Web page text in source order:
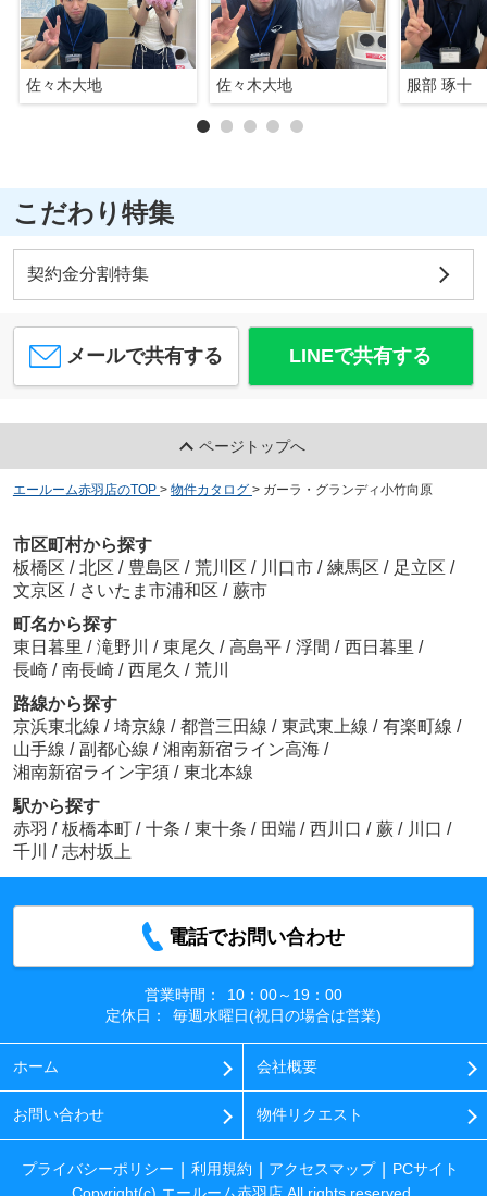
佐々木大地 佐々木大地 服部 琢十
こだわり特集
契約金分割特集
メールで共有する LINEで共有する
ページトップへ
エールーム赤羽店のTOP > 物件カタログ > ガーラ・グランディ小竹向原
市区町村から探す
板橋区 / 北区 / 豊島区 / 荒川区 / 川口市 / 練馬区 / 足立区 /
文京区 / さいたま市浦和区 / 蕨市
町名から探す
東日暮里 / 滝野川 / 東尾久 / 高島平 / 浮間 / 西日暮里 /
長崎 / 南長崎 / 西尾久 / 荒川
路線から探す
京浜東北線 / 埼京線 / 都営三田線 / 東武東上線 / 有楽町線 /
山手線 / 副都心線 / 湘南新宿ライン高海 /
湘南新宿ライン宇須 / 東北本線
駅から探す
赤羽 / 板橋本町 / 十条 / 東十条 / 田端 / 西川口 / 蕨 / 川口 /
千川
/ 志村坂上
電話でお問い合わせ
営業時間：
10：00～19：00
定休日：
毎週水曜日(祝日の場合は営業)
ホーム 会社概要
お問い合わせ 物件リクエスト
プライバシーポリシー 利用規約 アクセスマップ
PCサイト